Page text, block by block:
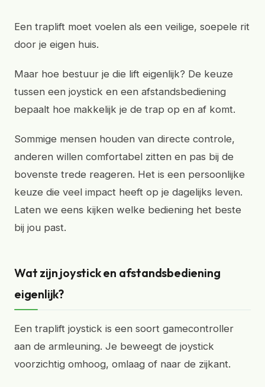
Een traplift moet voelen als een veilige, soepele rit
door je eigen huis.
Maar hoe bestuur je die lift eigenlijk? De keuze
tussen een joystick en een afstandsbediening
bepaalt hoe makkelijk je de trap op en af komt.
Sommige mensen houden van directe controle,
anderen willen comfortabel zitten en pas bij de
bovenste trede reageren. Het is een persoonlijke
keuze die veel impact heeft op je dagelijks leven.
Laten we eens kijken welke bediening het beste
bij jou past.
Wat zijn joystick en afstandsbediening
eigenlijk?
Een traplift joystick is een soort gamecontroller
aan de armleuning. Je beweegt de joystick
voorzichtig omhoog, omlaag of naar de zijkant.